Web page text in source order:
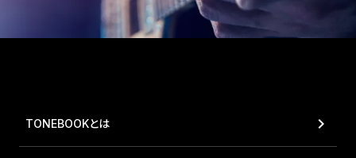
TONEBOOKとは keyboard_arrow_right